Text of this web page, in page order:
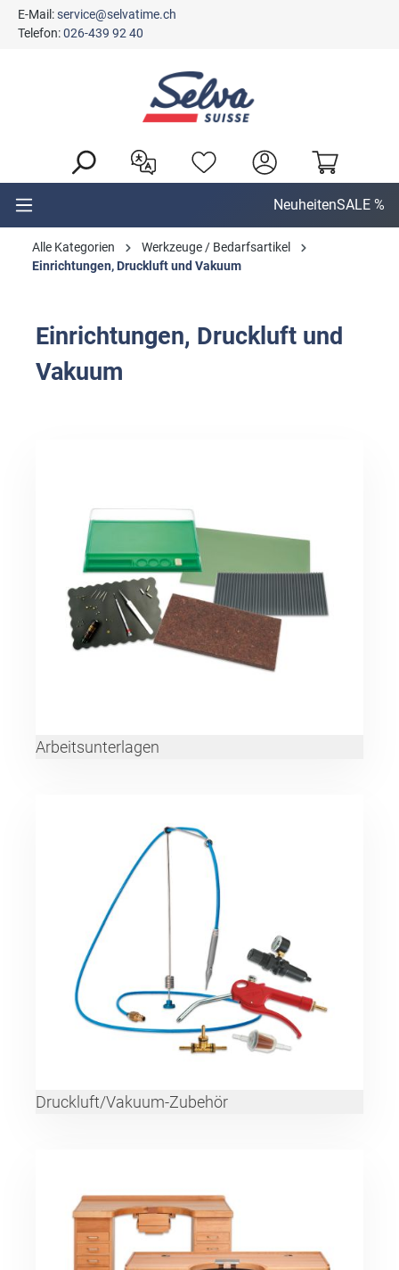
springen
E-Mail:service@selvatime.ch
Telefon:026-439 92 40
NeuheitenSALE %
Alle Kategorien
Werkzeuge / Bedarfsartikel
Einrichtungen, Druckluft und Vakuum
Einrichtungen, Druckluft und
Vakuum
Arbeitsunterlagen
Druckluft/Vakuum-Zubehör